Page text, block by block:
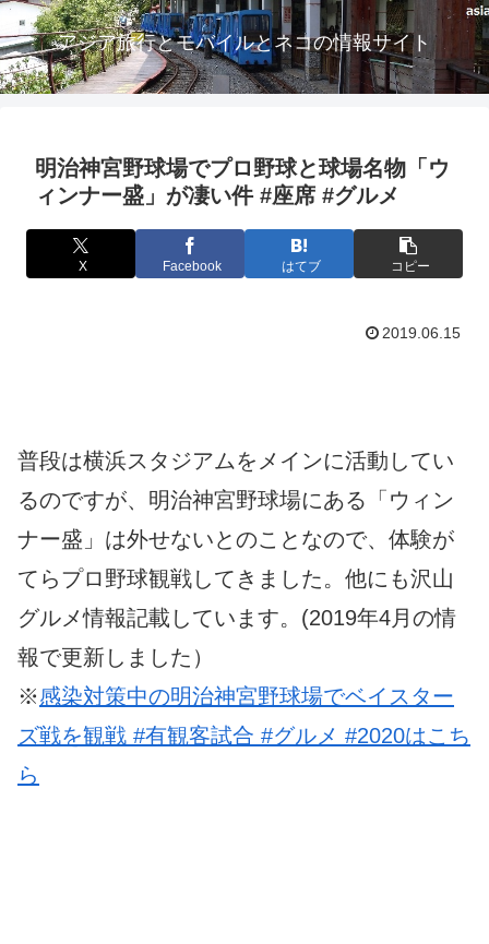
アジア旅行とモバイルとネコの情報サイト
明治神宮野球場でプロ野球と球場名物「ウ
ィンナー盛」が凄い件 #座席 #グルメ
X Facebook はてブ コピー
2019.06.15
普段は横浜スタジアムをメインに活動してい
るのですが、明治神宮野球場にある「ウィン
ナー盛」は外せないとのことなので、体験が
てらプロ野球観戦してきました。他にも沢山
グルメ情報記載しています。(2019年4月の情
報で更新しました）
※感染対策中の明治神宮野球場でベイスター
ズ戦を観戦 #有観客試合 #グルメ #2020はこち
ら